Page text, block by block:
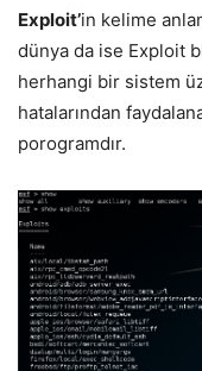
Exploit’in kelime
dünya da ise Exploit
herhangi bir sistem
hatalarından
porogramdır.